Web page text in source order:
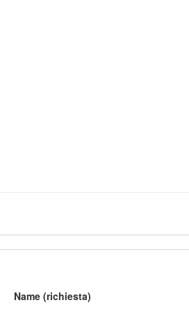
Name (richiesta)